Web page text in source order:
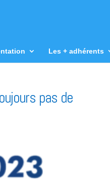
Les + adhérents
pas de